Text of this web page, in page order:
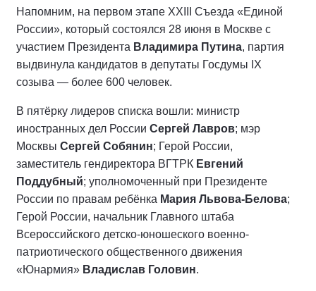
Напомним, на первом этапе XXIII Съезда «Единой
России», который состоялся 28 июня в Москве с
участием Президента Владимира Путина, партия
выдвинула кандидатов в депутаты Госдумы IX
созыва — более 600 человек.
В пятёрку лидеров списка вошли: министр
иностранных дел России Сергей Лавров; мэр
Москвы Сергей Собянин; Герой России,
заместитель гендиректора ВГТРК Евгений
Поддубный; уполномоченный при Президенте
России по правам ребёнка Мария Львова-Белова;
Герой России, начальник Главного штаба
Всероссийского детско-юношеского военно-
патриотического общественного движения
«Юнармия» Владислав Головин.